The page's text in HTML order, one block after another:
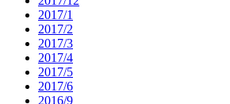
2017/1
2017/2
2017/3
2017/4
2017/5
2017/6
2016/9